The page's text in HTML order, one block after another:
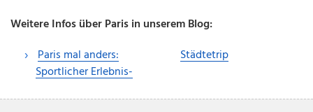
Weitere Infos über Paris in unserem Blog:
Paris mal anders:
Sportlicher Erlebnis-
Städtetrip